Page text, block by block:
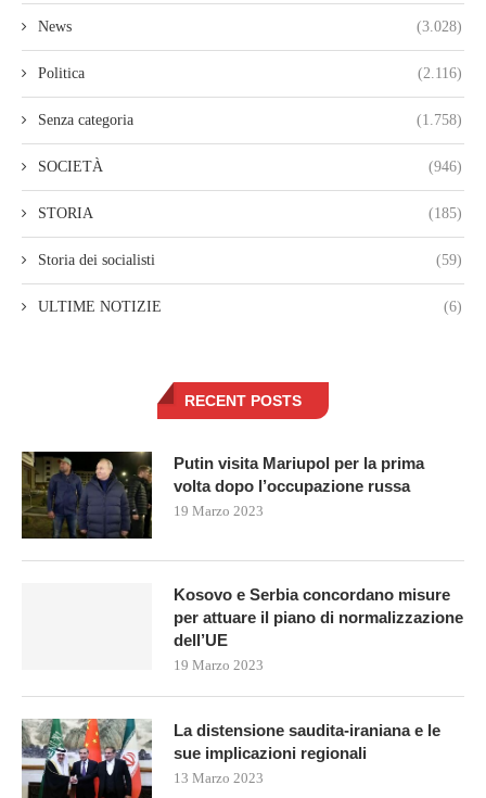
News (3.028)
Politica (2.116)
Senza categoria (1.758)
SOCIETÀ (946)
STORIA (185)
Storia dei socialisti (59)
ULTIME NOTIZIE (6)
RECENT POSTS
Putin visita Mariupol per la prima
volta dopo l’occupazione russa
19 Marzo 2023
Kosovo e Serbia concordano misure
per attuare il piano di normalizzazione
dell’UE
19 Marzo 2023
La distensione saudita-iraniana e le
sue implicazioni regionali
13 Marzo 2023